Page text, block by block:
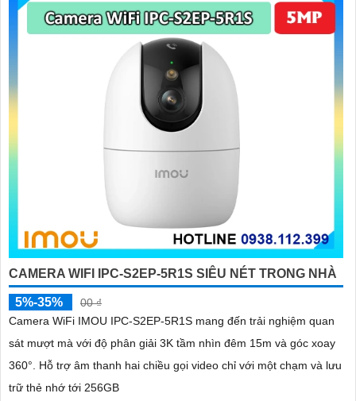
CAMERA WIFI IPC-S2EP-5R1S SIÊU NÉT TRONG NHÀ
5%-35%
00 ₫
Camera WiFi IMOU IPC-S2EP-5R1S mang đến trải nghiệm quan
sát mượt mà với độ phân giải 3K tầm nhìn đêm 15m và góc xoay
360°. Hỗ trợ âm thanh hai chiều gọi video chỉ với một chạm và lưu
trữ thẻ nhớ tới 256GB